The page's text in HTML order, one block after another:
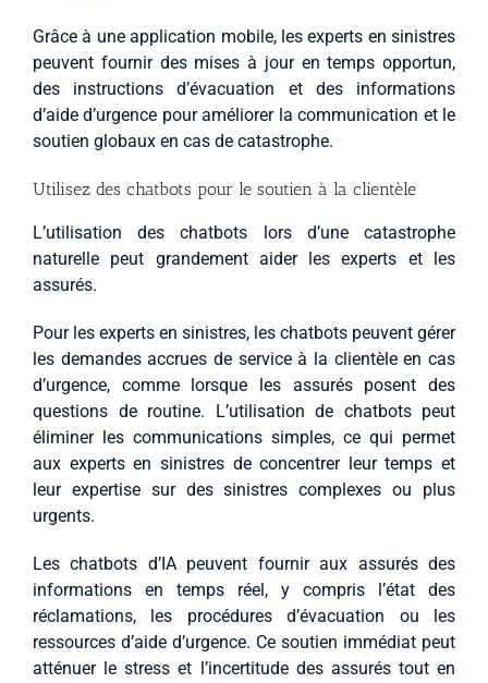
Grâce à une application mobile, les experts en sinistres
peuvent fournir des mises à jour en temps opportun,
des instructions d’évacuation et des informations
d’aide d’urgence pour améliorer la communication et le
soutien globaux en cas de catastrophe.
Utilisez des chatbots pour le soutien à la clientèle
L’utilisation des chatbots lors d’une catastrophe
naturelle peut grandement aider les experts et les
assurés.
Pour les experts en sinistres, les chatbots peuvent gérer
les demandes accrues de service à la clientèle en cas
d’urgence, comme lorsque les assurés posent des
questions de routine. L’utilisation de chatbots peut
éliminer les communications simples, ce qui permet
aux experts en sinistres de concentrer leur temps et
leur expertise sur des sinistres complexes ou plus
urgents.
Les chatbots d’IA peuvent fournir aux assurés des
informations en temps réel, y compris l’état des
réclamations, les procédures d’évacuation ou les
ressources d’aide d’urgence. Ce soutien immédiat peut
atténuer le stress et l’incertitude des assurés tout en